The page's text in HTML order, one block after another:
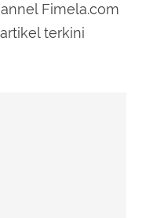
Fimela.com
terkini